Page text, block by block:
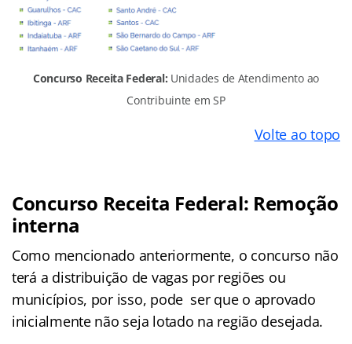
Concurso Receita Federal: Unidades de Atendimento ao
Contribuinte em SP
Volte ao topo
Concurso Receita Federal: Remoção
interna
Como mencionado anteriormente, o concurso não
terá a distribuição de vagas por regiões ou
municípios, por isso, pode ser que o aprovado
inicialmente não seja lotado na região desejada.